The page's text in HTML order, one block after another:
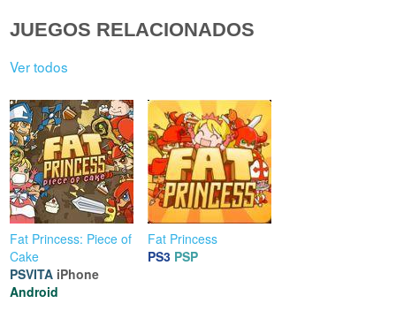
JUEGOS RELACIONADOS
Ver todos
Fat Princess: Piece of
Cake
PSVITA iPhone
Android
Fat Princess
PS3 PSP